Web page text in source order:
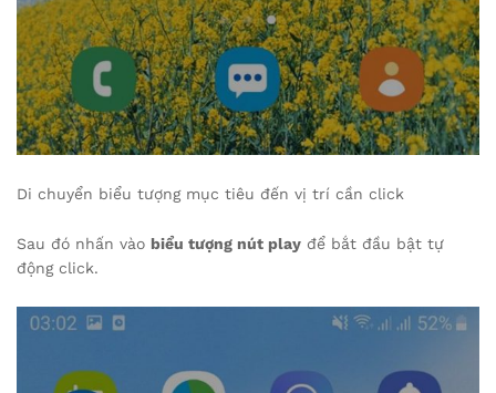
Di chuyển biểu tượng mục tiêu đến vị trí cần click
Sau đó nhấn vào biểu tượng nút play để bắt đầu bật tự
động click.